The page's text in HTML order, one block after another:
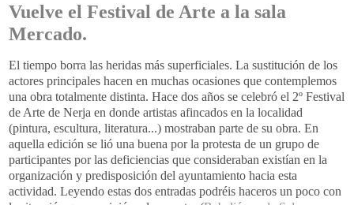
Vuelve el Festival de Arte a la sala
Mercado.
El tiempo borra las heridas más superficiales. La sustitución de los
actores principales hacen en muchas ocasiones que contemplemos
una obra totalmente distinta. Hace dos años se celebró el 2º Festival
de Arte de Nerja en donde artistas afincados en la localidad
(pintura, escultura, literatura...) mostraban parte de su obra. En
aquella edición se lió una buena por la protesta de un grupo de
participantes por las deficiencias que consideraban existían en la
organización y predisposición del ayuntamiento hacia esta
actividad. Leyendo estas dos entradas podréis haceros un poco con